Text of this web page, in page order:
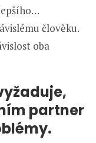
člověku.
oba
partner